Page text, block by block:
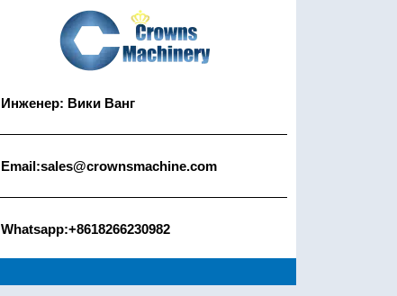
Инженер: Вики Ванг
Email:sales@crownsmachine.com
Whatsapp:+8618266230982